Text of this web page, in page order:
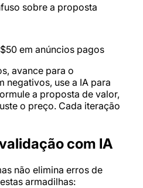
sobre a proposta
em anúncios pagos
avance para o
negativos, use a IA para
a proposta de valor,
o preço. Cada iteração
com IA
não elimina erros de
armadilhas: